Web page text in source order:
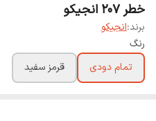
خطر 207 انجیکو
برند:انجیکو
رنگ
تمام دودی
قرمز سفید